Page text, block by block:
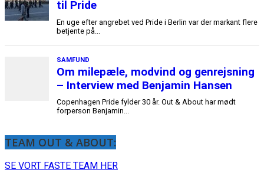
TEAM OUT & ABOUT:
SE VORT FASTE TEAM HER